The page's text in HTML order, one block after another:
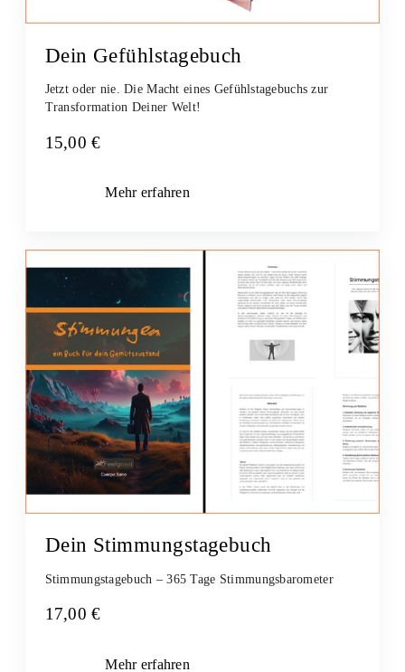
Dein Gefühlstagebuch
Jetzt oder nie. Die Macht eines Gefühlstagebuchs zur
Transformation Deiner Welt!
15,00€
Mehr erfahren
Dein Stimmungstagebuch
Stimmungstagebuch – 365 Tage Stimmungsbarometer
17,00€
Mehr erfahren